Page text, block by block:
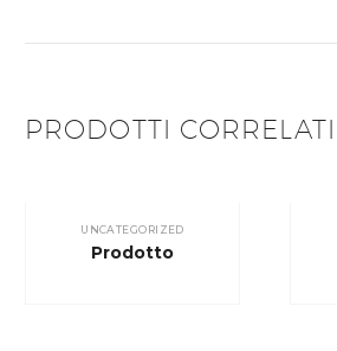
PRODOTTI CORRELATI
UNCATEGORIZED
Prodotto